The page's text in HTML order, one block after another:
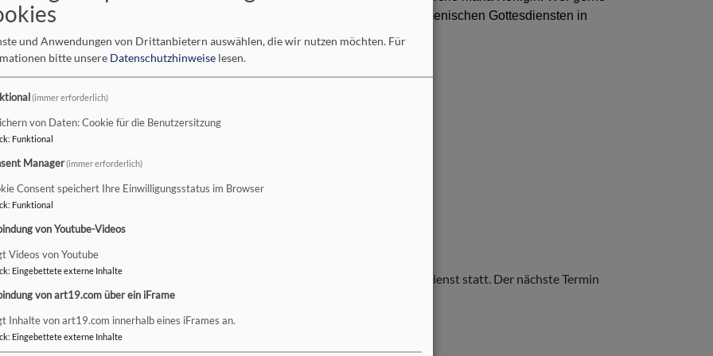
„die Seele auftanken“ möchte, ist herzlich willkommen zu diesen ökumenischen Gottesdiensten in
Kreis lädt jeden Monat ein zu
- Gebet"
Pfarrkirche St. Ägidius
am letzten Freitag im Monat:
(zum Download)
Evangelischen Auferstehungskirche Münnerstadt wieder ein Taizé-Gottesdienst statt. Der nächste Termin
stefan.wurth@elkb.de
und Anwendungen von Drittanbietern auswählen, die wir nutzen möchten. Für
bitte unsere Datenschutzhinweise lesen.
(immer erforderlich)
von Daten: Cookie für die Benutzersitzung
: Funktional
Manager(immer erforderlich)
Consent speichert Ihre Einwilligungsstatus im Browser
: Funktional
von Youtube-Videos
Videos von Youtube
: Eingebettete externe Inhalte
von art19.com über ein iFrame
Inhalte von art19.com innerhalb eines iFrames an.
: Eingebettete externe Inhalte